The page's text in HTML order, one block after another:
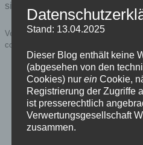
sich von version zu version sehr
Veröffentlicht inAllgemein,Computer
computeranimation
turbo – kleine
traum
Stand: 13.04.2025
Dieser Blog enthält keine
(abgesehen von den
Cookies) nur einCookie,
Registrierung der Zugriffe
ist presserechtlich
Verwertungsgesellschaft
zusammen.